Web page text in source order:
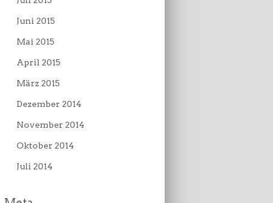
Juni 2015
Mai 2015
April 2015
März 2015
Dezember 2014
November 2014
Oktober 2014
Juli 2014